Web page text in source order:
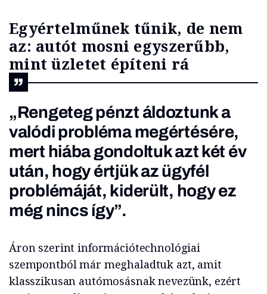
Egyértelműnek tűnik, de nem
az: autót mosni egyszerűbb,
mint üzletet építeni rá
„Rengeteg pénzt áldoztunk a
valódi probléma megértésére,
mert hiába gondoltuk azt két év
után, hogy értjük az ügyfél
problémáját, kiderült, hogy ez
még nincs így”.
Áron szerint információtechnológiai
szempontból már meghaladtuk azt, amit
klasszikusan autómosásnak nevezünk, ezért